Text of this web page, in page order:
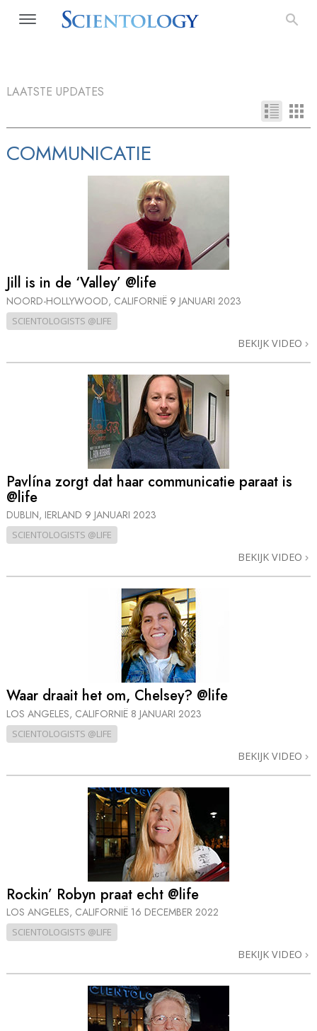
LAATSTE UPDATES
COMMUNICATIE
Jill is in de ‘Valley’ @life
NOORD-HOLLYWOOD, CALIFORNIË 9 JANUARI 2023
SCIENTOLOGISTS @LIFE
BEKIJK VIDEO
Pavlína zorgt dat haar communicatie paraat is
@life
DUBLIN, IERLAND 9 JANUARI 2023
SCIENTOLOGISTS @LIFE
BEKIJK VIDEO
Waar draait het om, Chelsey? @life
LOS ANGELES, CALIFORNIË 8 JANUARI 2023
SCIENTOLOGISTS @LIFE
BEKIJK VIDEO
Rockin’ Robyn praat echt @life
LOS ANGELES, CALIFORNIË 16 DECEMBER 2022
SCIENTOLOGISTS @LIFE
BEKIJK VIDEO